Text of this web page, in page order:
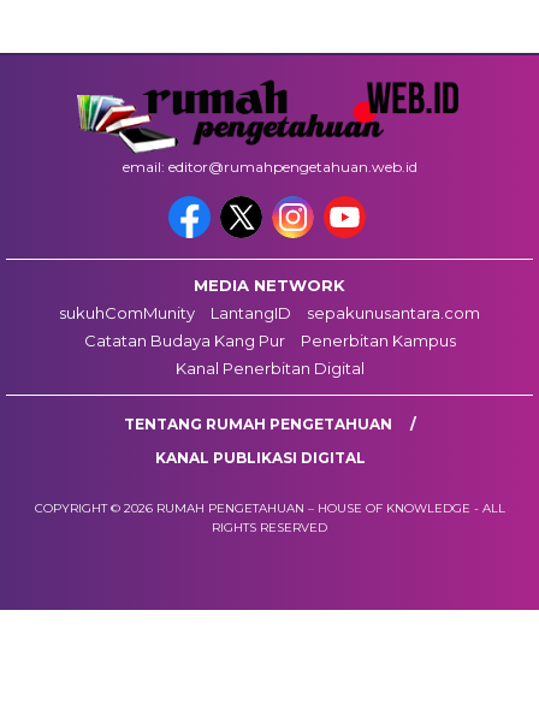
email: editor@rumahpengetahuan.web.id
MEDIA NETWORK
sukuhComMunity
LantangID
sepakunusantara.com
Catatan Budaya Kang Pur
Penerbitan Kampus
Kanal Penerbitan Digital
TENTANG RUMAH PENGETAHUAN
KANAL PUBLIKASI DIGITAL
COPYRIGHT © 2026 RUMAH PENGETAHUAN – HOUSE OF KNOWLEDGE - ALL
RIGHTS RESERVED